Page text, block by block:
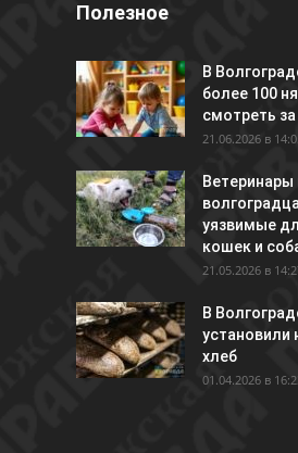
Полезное
В
более 100
смотреть
21.06.2026 в
Ветеринары
уязвимые
кошек и
21.05.2026 в
В
установили
хлеб
01.04.2026 в